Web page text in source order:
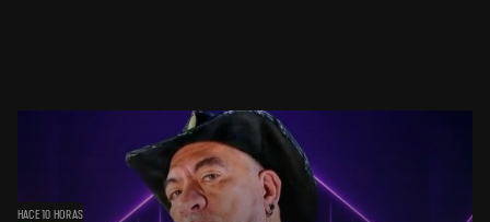
HACE 10 HORAS